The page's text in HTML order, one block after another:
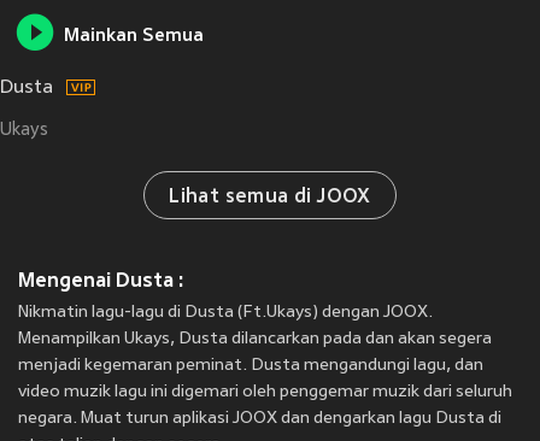
Mainkan Semua
Dusta
Ukays
Lihat semua di JOOX
Mengenai Dusta :
Nikmatin lagu-lagu di Dusta (Ft.Ukays) dengan JOOX.
Menampilkan Ukays, Dusta dilancarkan pada dan akan segera
menjadi kegemaran peminat. Dusta mengandungi lagu, dan
video muzik lagu ini digemari oleh penggemar muzik dari seluruh
negara. Muat turun aplikasi JOOX dan dengarkan lagu Dusta di